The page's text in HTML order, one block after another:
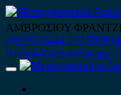
Skip
to
content
ΑΜΒΡΟΣΙΟΥ
210 9012444 210
Κινητό-Viber-whatsapp :
Primary